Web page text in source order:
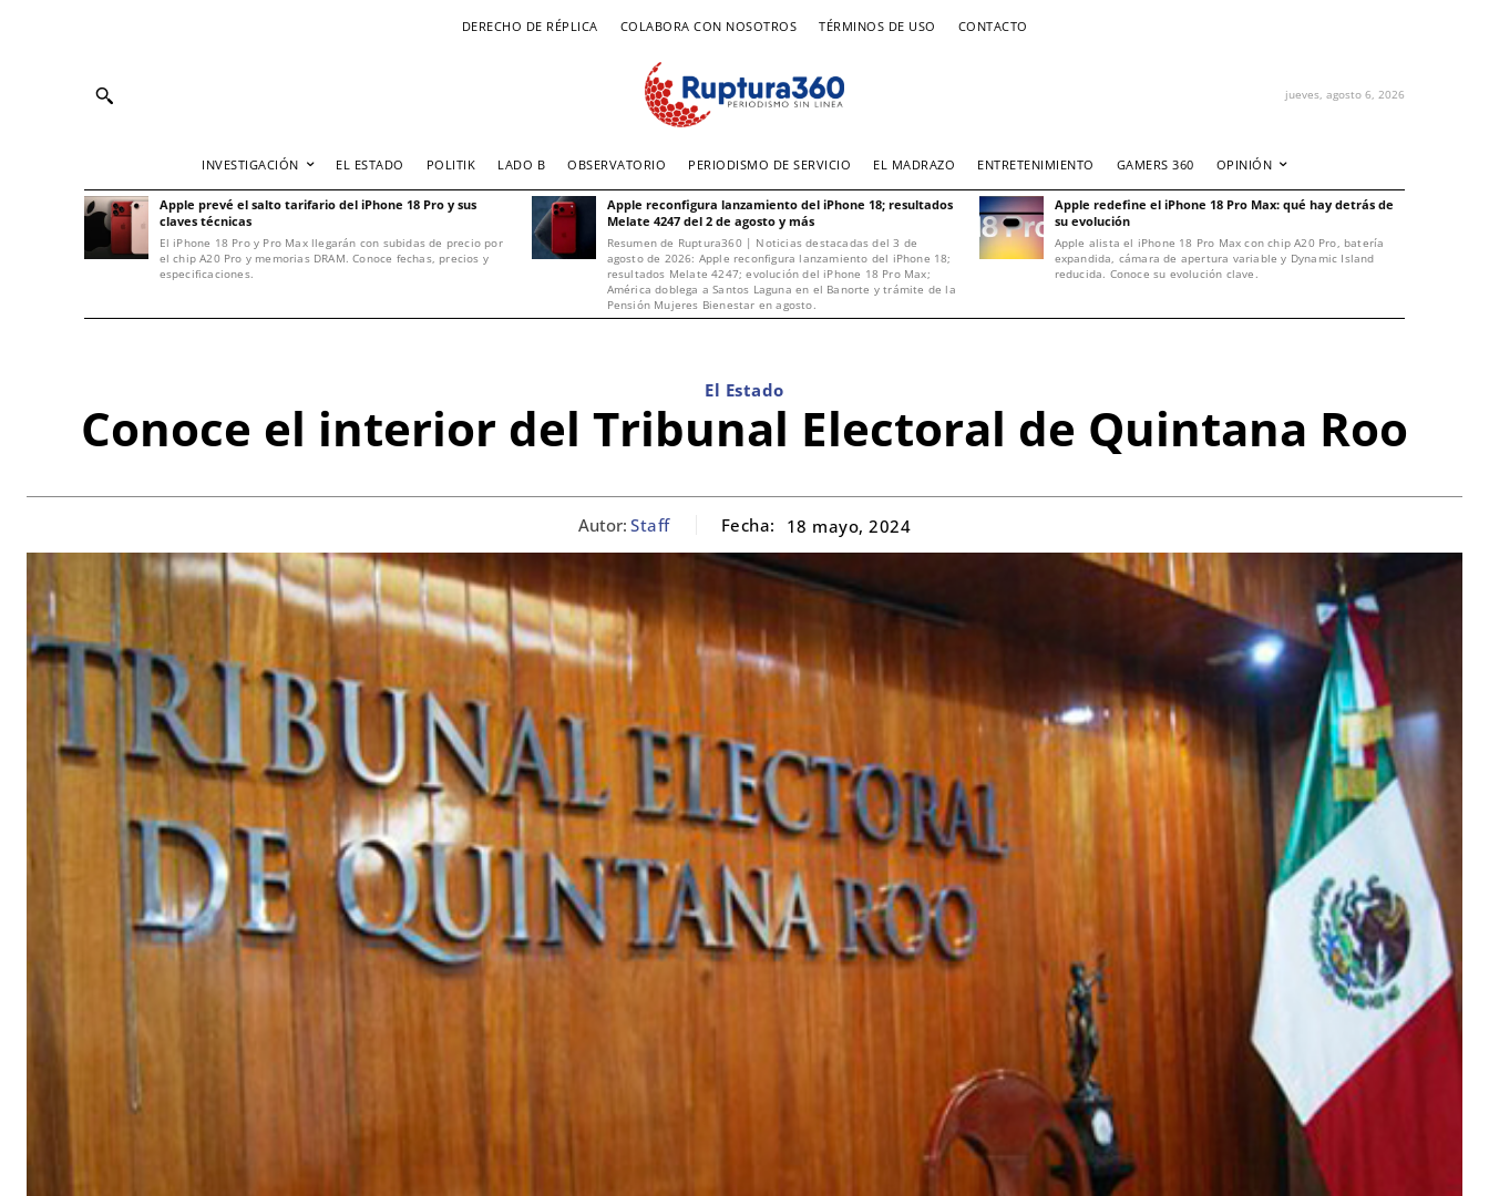
DERECHO DE RÉPLICA COLABORA CON NOSOTROS TÉRMINOS DE USO CONTACTO
jueves, agosto 6, 2026
INVESTIGACIÓN EL ESTADO POLITIK LADO B OBSERVATORIO PERIODISMO DE SERVICIO EL MADRAZO ENTRETENIMIENTO GAMERS 360 OPINIÓN
Apple prevé el salto tarifario del iPhone 18 Pro y sus
claves técnicas
El iPhone 18 Pro y Pro Max llegarán con subidas de precio por
el chip A20 Pro y memorias DRAM. Conoce fechas, precios y
especificaciones.
Apple reconfigura lanzamiento del iPhone 18; resultados
Melate 4247 del 2 de agosto y más
Resumen de Ruptura360 | Noticias destacadas del 3 de
agosto de 2026: Apple reconfigura lanzamiento del iPhone 18;
resultados Melate 4247; evolución del iPhone 18 Pro Max;
América doblega a Santos Laguna en el Banorte y trámite de la
Pensión Mujeres Bienestar en agosto.
Apple redefine el iPhone 18 Pro Max: qué hay detrás de
su evolución
Apple alista el iPhone 18 Pro Max con chip A20 Pro, batería
expandida, cámara de apertura variable y Dynamic Island
reducida. Conoce su evolución clave.
El Estado
Conoce el interior del Tribunal Electoral de Quintana Roo
Autor: Staff Fecha: 18 mayo, 2024